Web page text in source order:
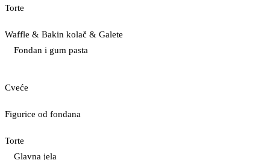
Torte
Waffle & Bakin kolač & Galete
Fondan i gum pasta
Cveće
Figurice od fondana
Torte
Glavna jela